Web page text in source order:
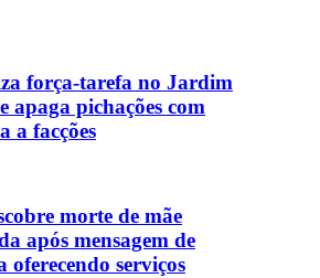
força-tarefa no Jardim
apaga pichações com
a facções
morte de mãe
após mensagem de
oferecendo serviços